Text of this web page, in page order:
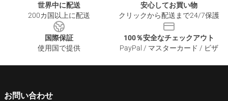
世界中に配送
200カ国以上に配送
安心してお買い物
クリックから配送まで24/7保護
国際保証
使用国で提供
100％安全なチェックアウト
PayPal / マスターカード / ビザ
お問い合わせ